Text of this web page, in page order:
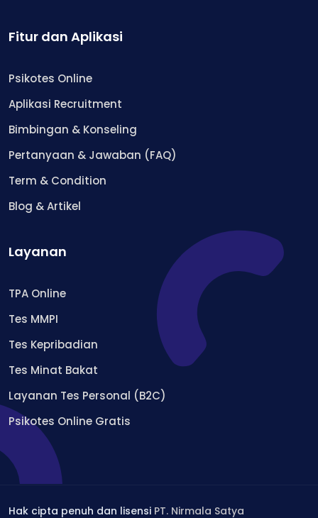
Fitur dan Aplikasi
Psikotes Online
Aplikasi Recruitment
Bimbingan & Konseling
Pertanyaan & Jawaban (FAQ)
Term & Condition
Blog & Artikel
Layanan
TPA Online
Tes MMPI
Tes Kepribadian
Tes Minat Bakat
Layanan Tes Personal (B2C)
Psikotes Online Gratis
Hak cipta penuh dan lisensi PT. Nirmala Satya